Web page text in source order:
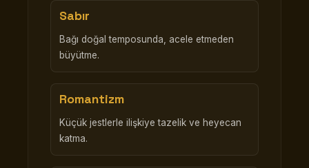
Sabır
Bağı doğal temposunda, acele etmeden
büyütme.
Romantizm
Küçük jestlerle ilişkiye tazelik ve heyecan
katma.